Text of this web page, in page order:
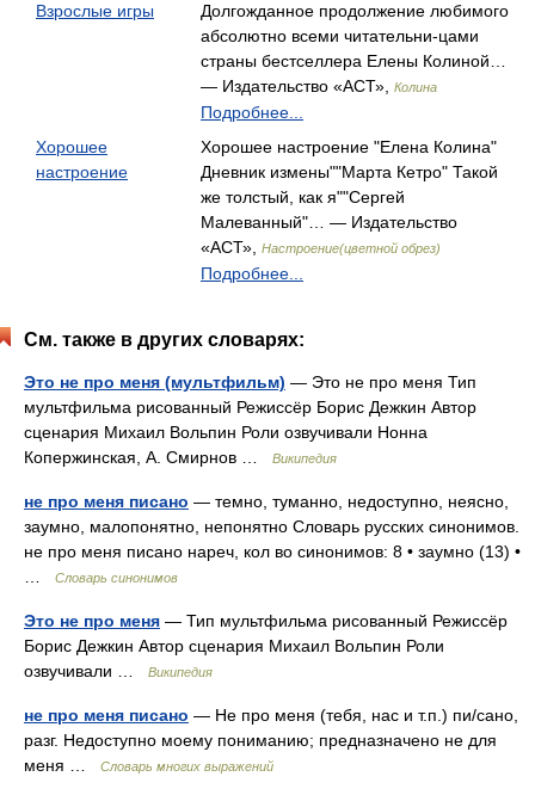
Взрослые игры
Долгожданное продолжение любимого
абсолютно всеми читательни-цами
страны бестселлера Елены Колиной…
— Издательство «АСТ»,
Колина
Подробнее...
Хорошее
настроение
Хорошее настроение "Елена Колина"
Дневник измены""Марта Кетро" Такой
же толстый, как я""Сергей
Малеванный"… — Издательство
«АСТ»,
Настроение(цветной обрез)
Подробнее...
См. также в других словарях:
Это не про меня (мультфильм) — Это не про меня Тип
мультфильма рисованный Режиссёр Борис Дежкин Автор
сценария Михаил Вольпин Роли озвучивали Нонна
Копержинская, А. Смирнов …
Википедия
не про меня писано — темно, туманно, недоступно, неясно,
заумно, малопонятно, непонятно Словарь русских синонимов.
не про меня писано нареч, кол во синонимов: 8 • заумно (13) •
Словарь синонимов
Это не про меня — Тип мультфильма рисованный Режиссёр
Борис Дежкин Автор сценария Михаил Вольпин Роли
озвучивали …
Википедия
не про меня писано — Не про меня (тебя, нас и т.п.) пи/сано,
разг. Недоступно моему пониманию; предназначено не для
меня …
Словарь многих выражений